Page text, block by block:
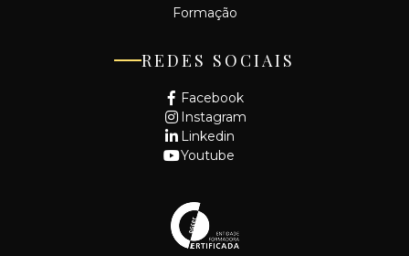
Formação
REDES SOCIAIS
Facebook
Instagram
Linkedin
Youtube